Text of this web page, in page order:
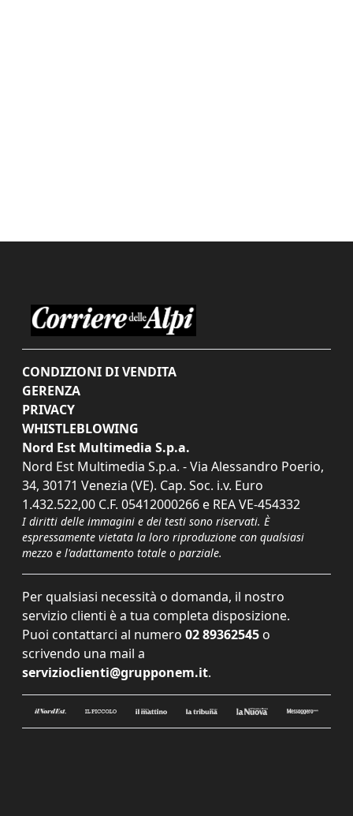
CONDIZIONI DI VENDITA
GERENZA
PRIVACY
WHISTLEBLOWING
Nord Est Multimedia S.p.a.
Nord Est Multimedia S.p.a. - Via Alessandro Poerio,
34, 30171 Venezia (VE). Cap. Soc. i.v. Euro
1.432.522,00 C.F. 05412000266 e REA VE-454332
I diritti delle immagini e dei testi sono riservati. È
espressamente vietata la loro riproduzione con qualsiasi
mezzo e l'adattamento totale o parziale.
Per qualsiasi necessità o domanda, il nostro
servizio clienti è a tua completa disposizione.
Puoi contattarci al numero 02 89362545 o
scrivendo una mail a
servizioclienti@grupponem.it.